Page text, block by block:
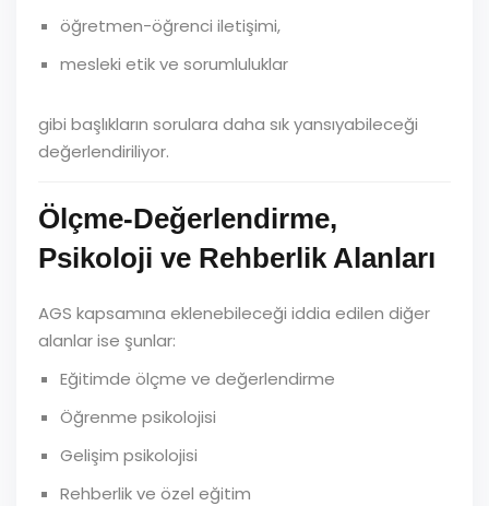
öğretmen-öğrenci iletişimi,
mesleki etik ve sorumluluklar
gibi başlıkların sorulara daha sık yansıyabileceği
değerlendiriliyor.
Ölçme-Değerlendirme,
Psikoloji ve Rehberlik Alanları
AGS kapsamına eklenebileceği iddia edilen diğer
alanlar ise şunlar:
Eğitimde ölçme ve değerlendirme
Öğrenme psikolojisi
Gelişim psikolojisi
Rehberlik ve özel eğitim